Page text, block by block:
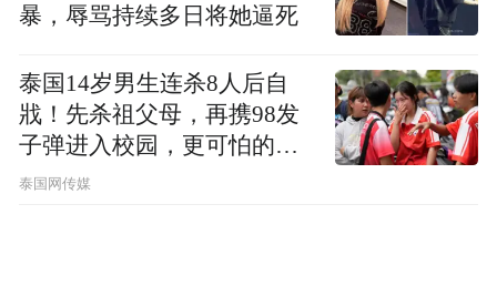
暴，辱骂持续多日将她逼死
泰国14岁男生连杀8人后自
戕！先杀祖父母，再携98发
子弹进入校园，更可怕的细
节公布了
泰国网传媒